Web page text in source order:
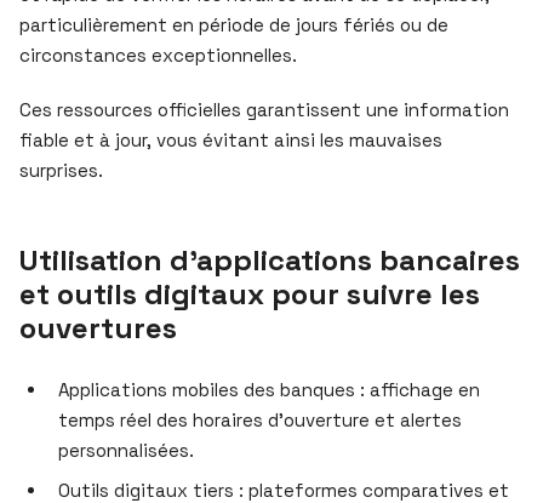
particulièrement en période de jours fériés ou de
circonstances exceptionnelles.
Ces ressources officielles garantissent une information
fiable et à jour, vous évitant ainsi les mauvaises
surprises.
Utilisation d’applications bancaires
et outils digitaux pour suivre les
ouvertures
Applications mobiles des banques : affichage en
temps réel des horaires d’ouverture et alertes
personnalisées.
Outils digitaux tiers : plateformes comparatives et